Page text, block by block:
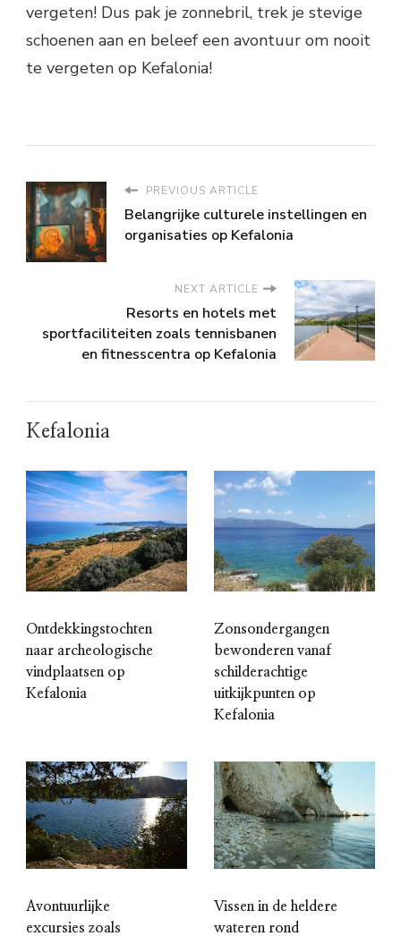
vergeten! Dus pak je zonnebril, trek je stevige
schoenen aan en beleef een avontuur om nooit
te vergeten op Kefalonia!
PREVIOUS ARTICLE
Belangrijke culturele instellingen en
organisaties op Kefalonia
NEXT ARTICLE
Resorts en hotels met
sportfaciliteiten zoals tennisbanen
en fitnesscentra op Kefalonia
Kefalonia
Ontdekkingstochten
naar archeologische
vindplaatsen op
Kefalonia
Zonsondergangen
bewonderen vanaf
schilderachtige
uitkijkpunten op
Kefalonia
Avontuurlijke
excursies zoals
Vissen in de heldere
wateren rond